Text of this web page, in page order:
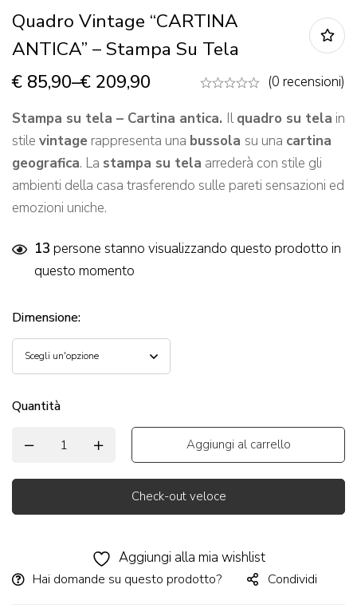
Quadro Vintage “CARTINA
ANTICA” – Stampa Su Tela
€ 85,90–€ 209,90
(0 recensioni)
Stampa su tela – Cartina antica. Ilquadro su tela in
stile vintage rappresenta una bussola su una cartina
geografica. La stampa su tela arrederà con stile gli
ambienti della casa trasferendo sulle pareti sensazioni ed
emozioni uniche.
13 persone stanno visualizzando questo prodotto in
questo momento
Dimensione:
Quantità
Aggiungi al carrello
Check-out veloce
Aggiungi alla mia wishlist
Hai domande su questo prodotto? Condividi